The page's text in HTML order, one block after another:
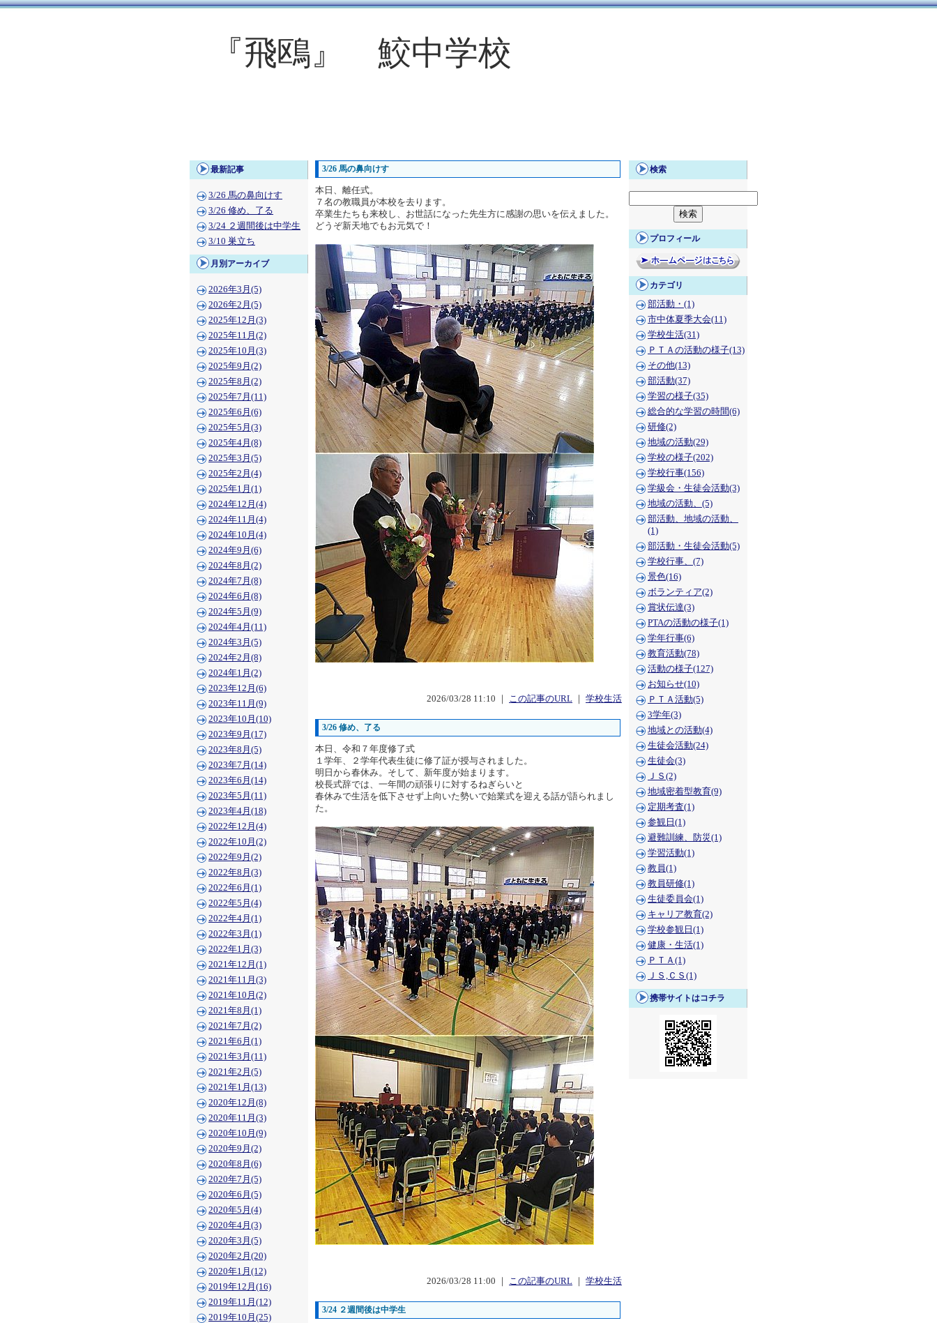
『飛鴎』 鮫中学校
最新記事
3/26 馬の鼻向けす
3/26 修め、了る
3/24 ２週間後は中学生
3/10 巣立ち
月別アーカイブ
2026年3月(5)
2026年2月(5)
2025年12月(3)
2025年11月(2)
2025年10月(3)
2025年9月(2)
2025年8月(2)
2025年7月(11)
2025年6月(6)
2025年5月(3)
2025年4月(8)
2025年3月(5)
2025年2月(4)
2025年1月(1)
2024年12月(4)
2024年11月(4)
2024年10月(4)
2024年9月(6)
2024年8月(2)
2024年7月(8)
2024年6月(8)
2024年5月(9)
2024年4月(11)
2024年3月(5)
2024年2月(8)
2024年1月(2)
2023年12月(6)
2023年11月(9)
2023年10月(10)
2023年9月(17)
2023年8月(5)
2023年7月(14)
2023年6月(14)
2023年5月(11)
2023年4月(18)
2022年12月(4)
2022年10月(2)
2022年9月(2)
2022年8月(3)
2022年6月(1)
2022年5月(4)
2022年4月(1)
2022年3月(1)
2022年1月(3)
2021年12月(1)
2021年11月(3)
2021年10月(2)
2021年8月(1)
2021年7月(2)
2021年6月(1)
2021年3月(11)
2021年2月(5)
2021年1月(13)
2020年12月(8)
2020年11月(3)
2020年10月(9)
2020年9月(2)
2020年8月(6)
2020年7月(5)
2020年6月(5)
2020年5月(4)
2020年4月(3)
2020年3月(5)
2020年2月(20)
2020年1月(12)
2019年12月(16)
2019年11月(12)
2019年10月(25)
検索
プロフィール
カテゴリ
部活動・(1)
市中体夏季大会(11)
学校生活(31)
ＰＴＡの活動の様子(13)
その他(13)
部活動(37)
学習の様子(35)
総合的な学習の時間(6)
研修(2)
地域の活動(29)
学校の様子(202)
学校行事(156)
学級会・生徒会活動(3)
地域の活動、(5)
部活動、地域の活動、
(1)
部活動・生徒会活動(5)
学校行事、(7)
景色(16)
ボランティア(2)
賞状伝達(3)
PTAの活動の様子(1)
学年行事(6)
教育活動(78)
活動の様子(127)
お知らせ(10)
ＰＴＡ活動(5)
3学年(3)
地域との活動(4)
生徒会活動(24)
生徒会(3)
ＪＳ(2)
地域密着型教育(9)
定期考査(1)
参観日(1)
避難訓練、防災(1)
学習活動(1)
教員(1)
教員研修(1)
生徒委員会(1)
キャリア教育(2)
学校参観日(1)
健康・生活(1)
ＰＴＡ(1)
ＪＳ,ＣＳ(1)
携帯サイトはコチラ
3/26 馬の鼻向けす
本日、離任式。
７名の教職員が本校を去ります。
卒業生たちも来校し、お世話になった先生方に感謝の思いを伝えました。
どうぞ新天地でもお元気で！
2026/03/28 11:10 ｜ この記事のURL 学校生活
3/26 修め、了る
本日、令和７年度修了式
１学年、２学年代表生徒に修了証が授与されました。
明日から春休み。そして、新年度が始まります。
校長式辞では、一年間の頑張りに対するねぎらいと
春休みで生活を低下させず上向いた勢いで始業式を迎える話が語られまし
た。
2026/03/28 11:00 ｜ この記事のURL 学校生活
3/24 ２週間後は中学生